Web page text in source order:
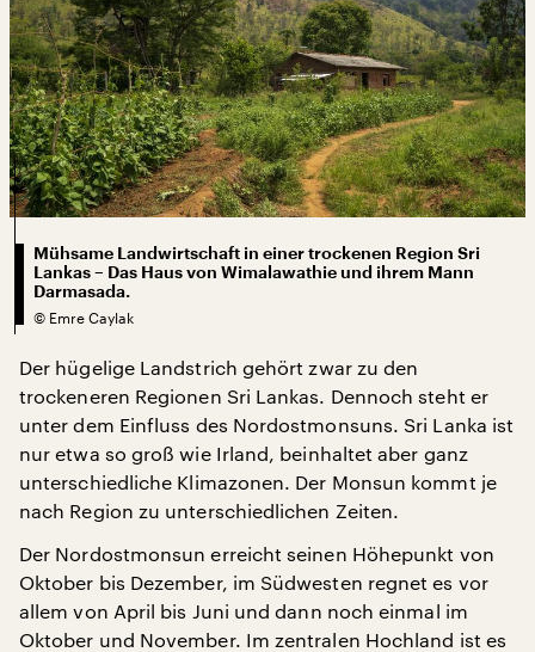
Mühsame Landwirtschaft in einer trockenen Region Sri
Lankas – Das Haus von Wimalawathie und ihrem Mann
Darmasada.
© Emre Caylak
Der hügelige Landstrich gehört zwar zu den
trockeneren Regionen Sri Lankas. Dennoch steht er
unter dem Einfluss des Nordostmonsuns. Sri Lanka ist
nur etwa so groß wie Irland, beinhaltet aber ganz
unterschiedliche Klimazonen. Der Monsun kommt je
nach Region zu unterschiedlichen Zeiten.
Der Nordostmonsun erreicht seinen Höhepunkt von
Oktober bis Dezember, im Südwesten regnet es vor
allem von April bis Juni und dann noch einmal im
Oktober und November. Im zentralen Hochland ist es